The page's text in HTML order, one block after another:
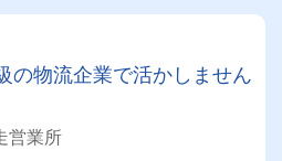
の物流企業で活かしません
営業所